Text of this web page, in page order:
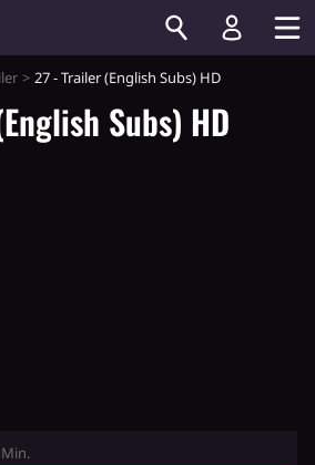
27 - Trailer (English Subs) HD
Subs) HD